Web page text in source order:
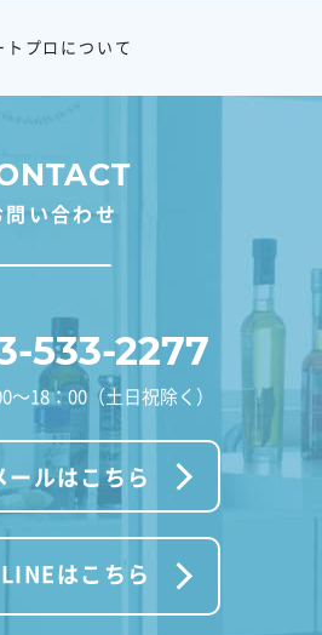
トプロについて
問い合わせ
533-2277
～18：00（土日祝除く）
ールはこちら
LINEはこちら